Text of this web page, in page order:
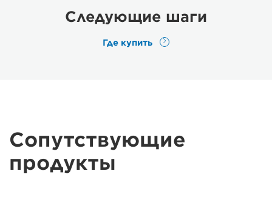
Следующие шаги
Где купить
Сопутствующие
продукты